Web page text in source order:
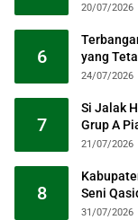
20/07/2026
6
yang
24/07/2026
7
Si Jalak
Grup A
21/07/2026
8
Seni
31/07/2026